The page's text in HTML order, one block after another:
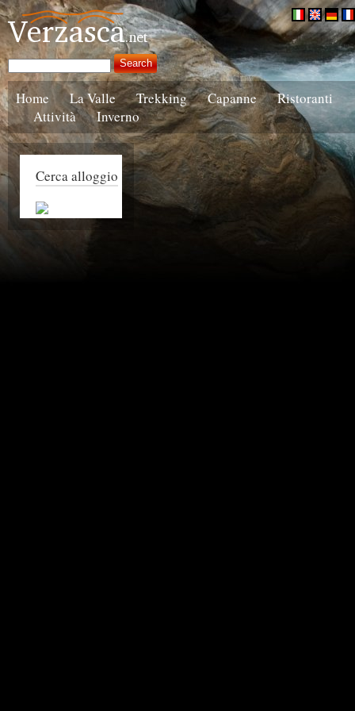
Home La Valle Trekking Capanne
Ristoranti
Attività
Inverno
Cerca alloggio